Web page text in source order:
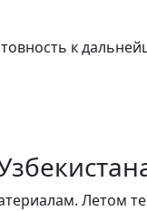
к
Летом